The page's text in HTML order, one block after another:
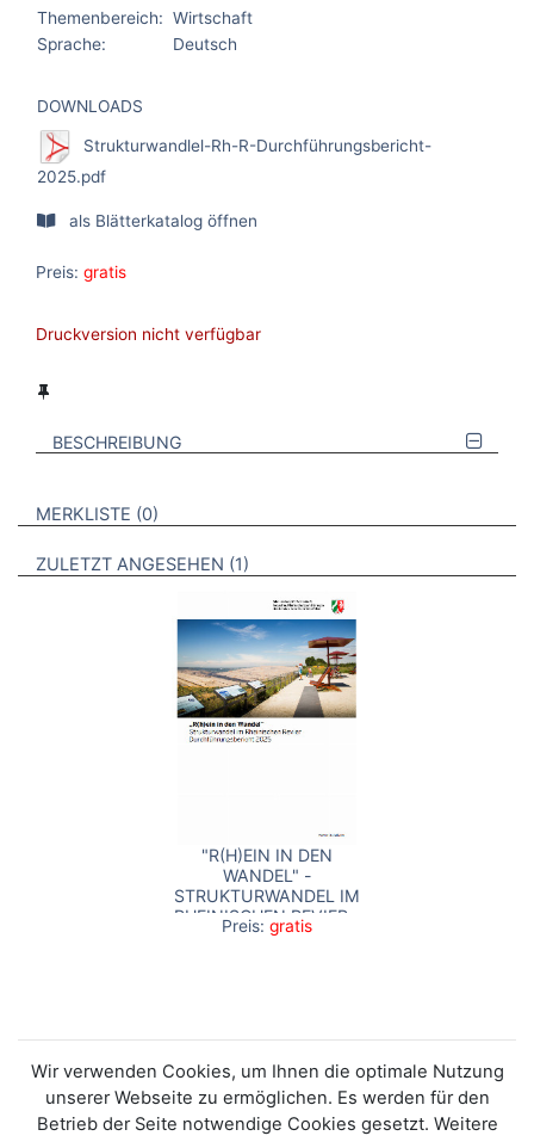
Themenbereich: Wirtschaft
Sprache:
Deutsch
DOWNLOADS
Strukturwandlel-Rh-R-Durchführungsbericht-
2025.pdf
als Blätterkatalog öffnen
Preis: gratis
Druckversion nicht verfügbar
BESCHREIBUNG
VERWEISE AUF VERMERKTE- ODER ZULETZT ANGESEHENE
MERKLISTE 0 BROSCHÜREN
ZULETZT ANGESEHEN 1 BROSCHÜREN
"R(H)EIN IN DEN
WANDEL" -
STRUKTURWANDEL IM
RHEINISCHEN REVIER -
DURCHFÜHRUNGSBERICHT
Preis: gratis
Wir verwenden Cookies, um Ihnen die optimale Nutzung
unserer Webseite zu ermöglichen. Es werden für den
Betrieb der Seite notwendige Cookies gesetzt. Weitere